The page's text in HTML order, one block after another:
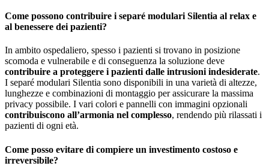
Come possono contribuire i separé modulari Silentia al relax e
al benessere dei pazienti?
In ambito ospedaliero, spesso i pazienti si trovano in posizione
scomoda e vulnerabile e di conseguenza la soluzione deve
contribuire a proteggere i pazienti dalle intrusioni indesiderate.
I separé modulari Silentia sono disponibili in una varietà di altezze,
lunghezze e combinazioni di montaggio per assicurare la massima
privacy possibile. I vari colori e pannelli con immagini opzionali
contribuiscono all’armonia nel complesso, rendendo più rilassati i
pazienti di ogni età.
Come posso evitare di compiere un investimento costoso e
irreversibile?